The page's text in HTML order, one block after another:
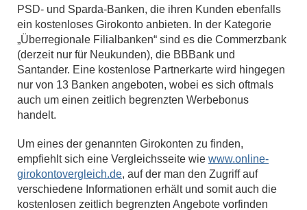
PSD- und Sparda-Banken, die ihren Kunden ebenfalls
ein kostenloses Girokonto anbieten. In der Kategorie
„Überregionale Filialbanken“ sind es die Commerzbank
(derzeit nur für Neukunden), die BBBank und
Santander. Eine kostenlose Partnerkarte wird hingegen
nur von 13 Banken angeboten, wobei es sich oftmals
auch um einen zeitlich begrenzten Werbebonus
handelt.
Um eines der genannten Girokonten zu finden,
empfiehlt sich eine Vergleichsseite wie www.online-
girokontovergleich.de, auf der man den Zugriff auf
verschiedene Informationen erhält und somit auch die
kostenlosen zeitlich begrenzten Angebote vorfinden